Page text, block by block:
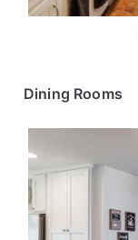
Dining Rooms